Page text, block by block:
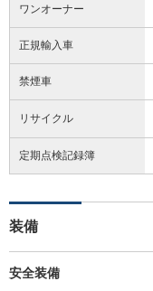
ワンオーナー
正規輸入車
禁煙車
リサイクル
定期点検記録簿
装備
安全装備